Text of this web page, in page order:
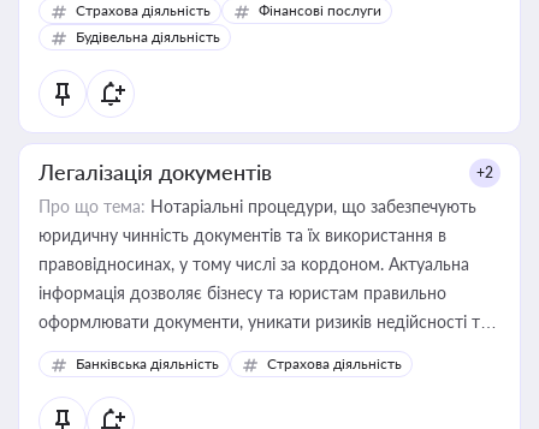
бухгалтера під час оподаткування, приватизації, оренди
державного майна, корпоративних угод і перевірки
статусу суб'єктів оціночної діяльності
Страхова діяльність
Фінансові послуги
Будівельна діяльність
Легалізація документів +2
Про що тема: Нотаріальні процедури, що забезпечують
юридичну чинність документів та їх використання в
правовідносинах, у тому числі за кордоном. Актуальна
інформація дозволяє бізнесу та юристам правильно
оформлювати документи, уникати ризиків недійсності та
забезпечувати їх належне прийняття органами влади та
контрагентами
Банківська діяльність Страхова діяльність